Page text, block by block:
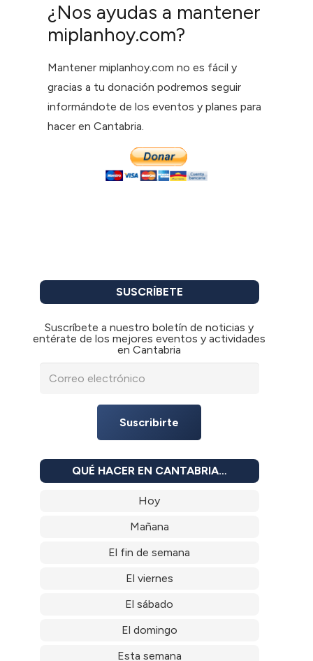
¿Nos ayudas a mantener
miplanhoy.com?
Mantener miplanhoy.com no es fácil y
gracias a tu donación podremos seguir
informándote de los eventos y planes para
hacer en Cantabria.
SUSCRÍBETE
Suscríbete a nuestro boletín de noticias y
entérate de los mejores eventos y actividades
en Cantabria
Suscribirte
QUÉ HACER EN CANTABRIA…
Hoy
Mañana
El fin de semana
El viernes
El sábado
El domingo
Esta semana